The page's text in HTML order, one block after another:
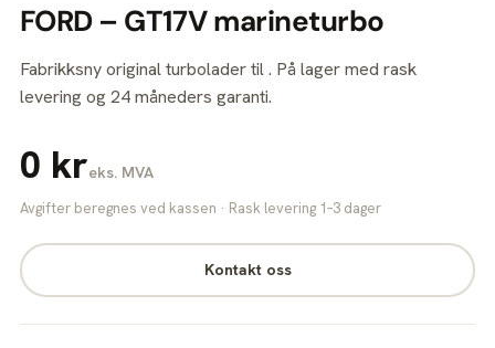
FORD – GT17V marineturbo
Fabrikksny original turbolader til . På lager med rask
levering og 24 måneders garanti.
0 kreks. MVA
Avgifter beregnes ved kassen · Rask levering 1–3 dager
Kontakt oss